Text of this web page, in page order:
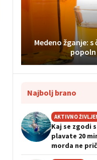
Medeno žganje:
popoln
Najbolj brano
AKTIVNO
Kaj se zgodi
plavate 20
morda ne